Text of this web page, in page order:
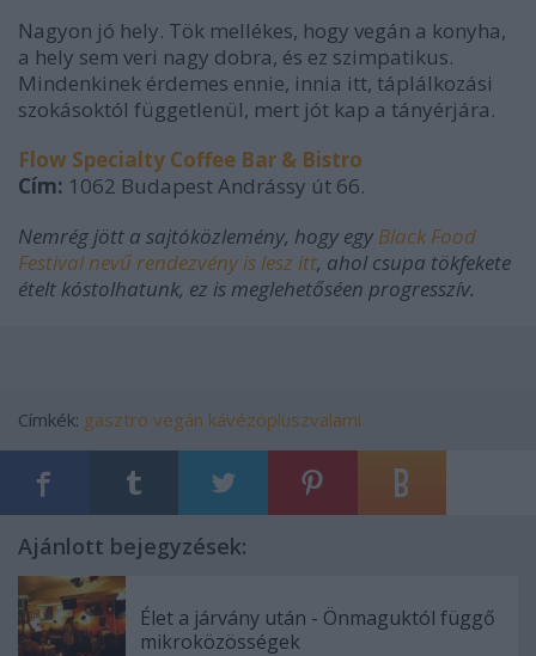
Nagyon jó hely. Tök mellékes, hogy vegán a konyha,
a hely sem veri nagy dobra, és ez szimpatikus.
Mindenkinek érdemes ennie, innia itt, táplálkozási
szokásoktól függetlenül, mert jót kap a tányérjára.
Flow Specialty Coffee Bar & Bistro
Cím: 1062 Budapest Andrássy út 66.
Nemrég jött a sajtóközlemény, hogy egy Black Food
Festival nevű rendezvény is lesz itt, ahol csupa tökfekete
ételt kóstolhatunk, ez is meglehetőséen progresszív.
Címkék: gasztro vegán kávézópluszvalami
Ajánlott bejegyzések:
Élet a járvány után - Önmaguktól függő
mikroközösségek